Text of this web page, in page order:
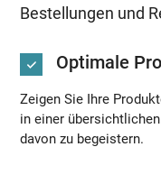
Bestellungen und
Optimale
Zeigen Sie Ihre
in einer
davon zu begeistern.